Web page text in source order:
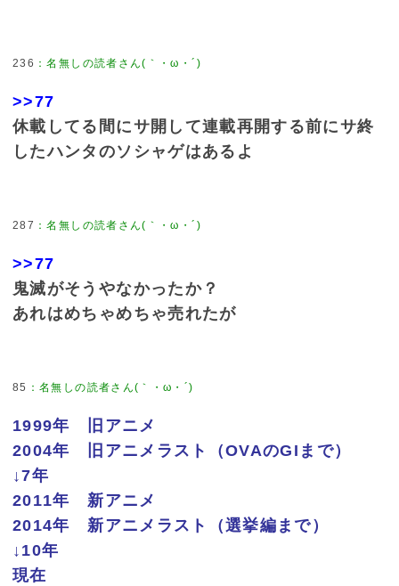
236 ：名無しの読者さん(｀・ω・´)
>>77
休載してる間にサ開して連載再開する前にサ終
したハンタのソシャゲはあるよ
287 ：名無しの読者さん(｀・ω・´)
>>77
鬼滅がそうやなかったか？
あれはめちゃめちゃ売れたが
85 ：名無しの読者さん(｀・ω・´)
1999年 旧アニメ
2004年 旧アニメラスト（OVAのGIまで）
↓7年
2011年 新アニメ
2014年 新アニメラスト（選挙編まで）
↓10年
現在